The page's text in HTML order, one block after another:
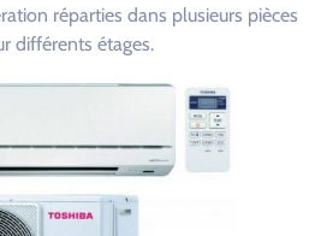
réparties dans plusieurs pièces
différents étages.